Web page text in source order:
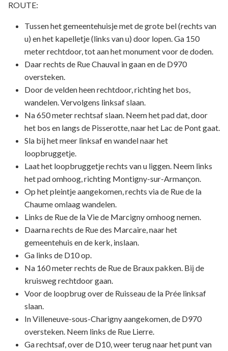
ROUTE:
Tussen het gemeentehuisje met de grote bel (rechts van
u) en het kapelletje (links van u) door lopen. Ga 150
meter rechtdoor, tot aan het monument voor de doden.
Daar rechts de Rue Chauval in gaan en de D970
oversteken.
Door de velden heen rechtdoor, richting het bos,
wandelen. Vervolgens linksaf slaan.
Na 650 meter rechtsaf slaan. Neem het pad dat, door
het bos en langs de Pisserotte, naar het Lac de Pont gaat.
Sla bij het meer linksaf en wandel naar het
loopbruggetje.
Laat het loopbruggetje rechts van u liggen. Neem links
het pad omhoog, richting Montigny-sur-Armançon.
Op het pleintje aangekomen, rechts via de Rue de la
Chaume omlaag wandelen.
Links de Rue de la Vie de Marcigny omhoog nemen.
Daarna rechts de Rue des Marcaire, naar het
gemeentehuis en de kerk, inslaan.
Ga links de D10 op.
Na 160 meter rechts de Rue de Braux pakken. Bij de
kruisweg rechtdoor gaan.
Voor de loopbrug over de Ruisseau de la Prée linksaf
slaan.
In Villeneuve-sous-Charigny aangekomen, de D970
oversteken. Neem links de Rue Lierre.
Ga rechtsaf, over de D10, weer terug naar het punt van